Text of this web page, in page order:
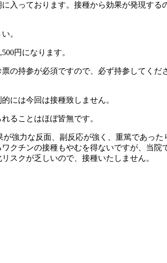
入っております。接種から効果が発現す
。
円になります。
の持参が必須ですので、必ず持参してく
には今回は接種致しません。
ることはほぼ皆無です。
強力な反面、副反応が強く、重篤であっ
クチンの接種もやむを得ないですが、当
スクが乏しいので、接種いたしません。